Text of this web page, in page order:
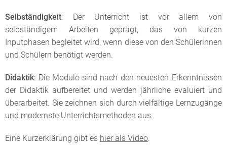
Selbständigkeit: Der Unterricht ist vor allem von
selbständigem Arbeiten geprägt, das von kurzen
Inputphasen begleitet wird, wenn diese von den Schülerinnen
und Schülern benötigt werden.
Didaktik: Die Module sind nach den neuesten Erkenntnissen
der Didaktik aufbereitet und werden jährliche evaluiert und
überarbeitet. Sie zeichnen sich durch vielfältige Lernzugänge
und modernste Unterrichtsmethoden aus.
Eine Kurzerklärung gibt es hier als Video.